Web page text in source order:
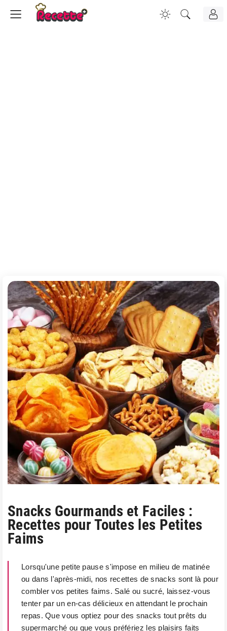
Snacks Gourmands et Faciles :
Recettes pour Toutes les Petites
Faims
Lorsqu'une petite pause s'impose en milieu de matinée
ou dans l'après-midi, nos recettes de snacks sont là pour
combler vos petites faims. Salé ou sucré, laissez-vous
tenter par un en-cas délicieux en attendant le prochain
repas. Que vous optiez pour des snacks tout prêts du
supermarché ou que vous préfériez les plaisirs faits